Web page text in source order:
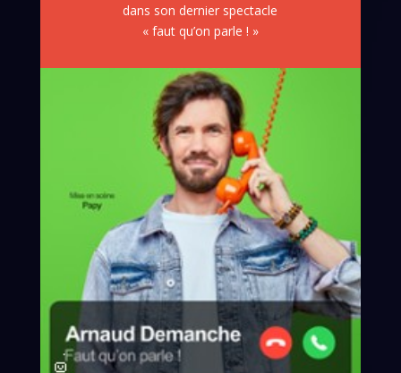
dans son dernier spectacle
« faut qu’on parle ! »